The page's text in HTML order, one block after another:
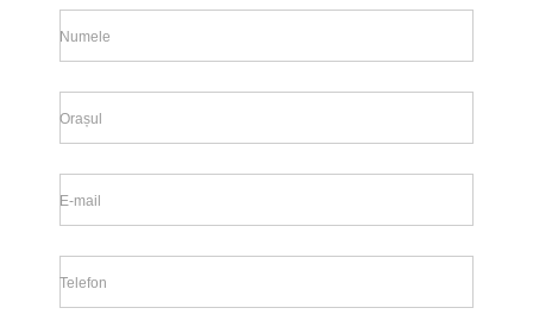
Numele
Orașul
E-mail
Telefon